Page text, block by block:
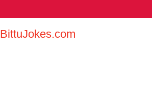
BittuJokes.com